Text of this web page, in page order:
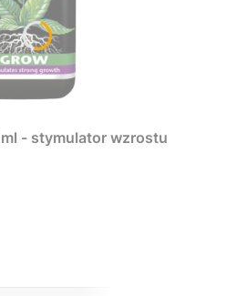
- stymulator wzrostu